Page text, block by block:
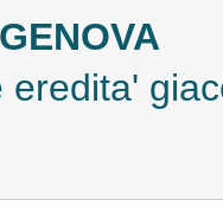
eredita'